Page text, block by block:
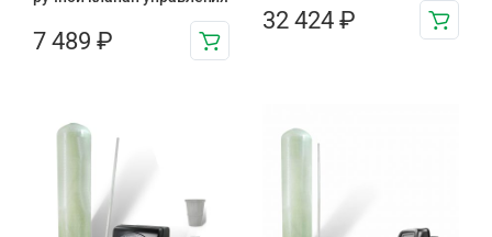
7 489 ₽
32 424 ₽